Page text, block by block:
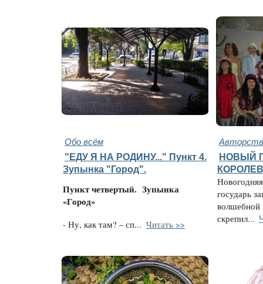
Обо всём
"ЕДУ Я НА РОДИНУ..." Пункт 4.
Зупынка "Город".
Пункт четвертый. Зупынка
«Город»
- Ну, как там? – сп... Читать >>
НОВЫЙ
государь
волшебной
скрепил...